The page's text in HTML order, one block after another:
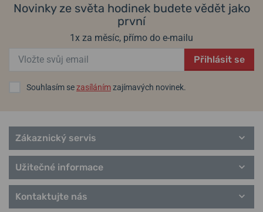
Novinky ze světa hodinek budete vědět jako
první
1x za měsíc, přímo do e-mailu
Přihlásit se
Souhlasím sezasílánímzajímavých novinek.
Zákaznický servis
Užitečné informace
Kontaktujte nás